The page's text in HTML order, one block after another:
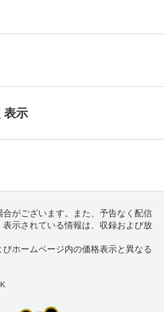
表示
がございます。また、予告なく配信
示されている情報は、収録および放
ホームページ内の価格表示と異なる